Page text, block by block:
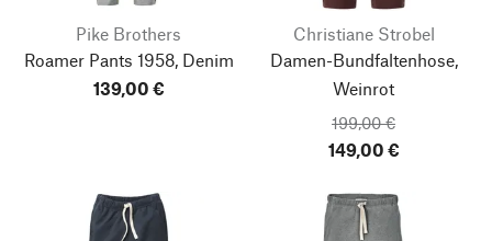
Pike Brothers
Roamer Pants 1958, Denim
139,00 €
Christiane Strobel
Damen-Bundfaltenhose,
Weinrot
199,00 €
149,00 €